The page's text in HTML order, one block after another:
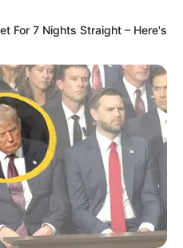
For 7 Nights Straight – Here's